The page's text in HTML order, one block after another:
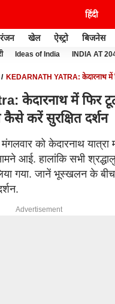
खेल ऐस्ट्रो बिजनेस
Ideas of India INDIA AT
KEDARNATH YATRA: केदारनाथ में
केदारनाथ में फिर
करें सुरक्षित दर्शन
को केदारनाथ यात्रा
आई. हालांकि सभी
गया. जानें भूस्खलन के
Advertisement